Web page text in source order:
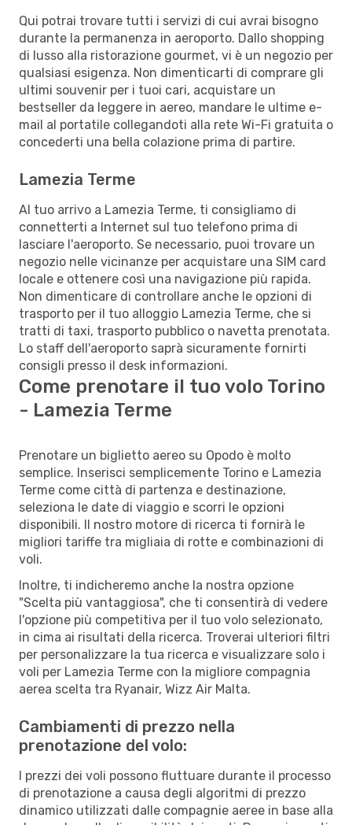
Qui potrai trovare tutti i servizi di cui avrai bisogno
durante la permanenza in aeroporto. Dallo shopping
di lusso alla ristorazione gourmet, vi è un negozio per
qualsiasi esigenza. Non dimenticarti di comprare gli
ultimi souvenir per i tuoi cari, acquistare un
bestseller da leggere in aereo, mandare le ultime e-
mail al portatile collegandoti alla rete Wi-Fi gratuita o
concederti una bella colazione prima di partire.
Lamezia Terme
Al tuo arrivo a Lamezia Terme, ti consigliamo di
connetterti a Internet sul tuo telefono prima di
lasciare l'aeroporto. Se necessario, puoi trovare un
negozio nelle vicinanze per acquistare una SIM card
locale e ottenere così una navigazione più rapida.
Non dimenticare di controllare anche le opzioni di
trasporto per il tuo alloggio Lamezia Terme, che si
tratti di taxi, trasporto pubblico o navetta prenotata.
Lo staff dell'aeroporto saprà sicuramente fornirti
consigli presso il desk informazioni.
Come prenotare il tuo volo Torino
- Lamezia Terme
Prenotare un biglietto aereo su Opodo è molto
semplice. Inserisci semplicemente Torino e Lamezia
Terme come città di partenza e destinazione,
seleziona le date di viaggio e scorri le opzioni
disponibili. Il nostro motore di ricerca ti fornirà le
migliori tariffe tra migliaia di rotte e combinazioni di
voli.
Inoltre, ti indicheremo anche la nostra opzione
"Scelta più vantaggiosa", che ti consentirà di vedere
l'opzione più competitiva per il tuo volo selezionato,
in cima ai risultati della ricerca. Troverai ulteriori filtri
per personalizzare la tua ricerca e visualizzare solo i
voli per Lamezia Terme con la migliore compagnia
aerea scelta tra Ryanair, Wizz Air Malta.
Cambiamenti di prezzo nella
prenotazione del volo:
I prezzi dei voli possono fluttuare durante il processo
di prenotazione a causa degli algoritmi di prezzo
dinamico utilizzati dalle compagnie aeree in base alla